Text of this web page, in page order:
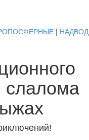
|
слалома